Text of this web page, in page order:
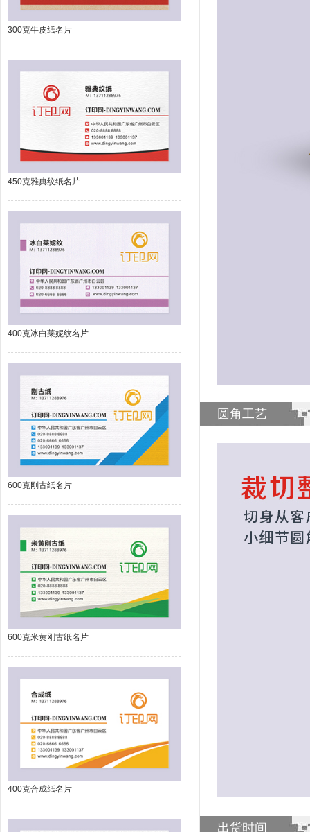
300克牛皮纸名片
450克雅典纹纸名片
400克冰白莱妮纹名片
600克刚古纸名片
600克米黄刚古纸名片
400克合成纸名片
圆角工艺
出货时间